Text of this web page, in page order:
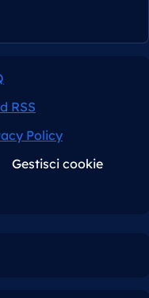
RSS
Policy
Gestisci cookie